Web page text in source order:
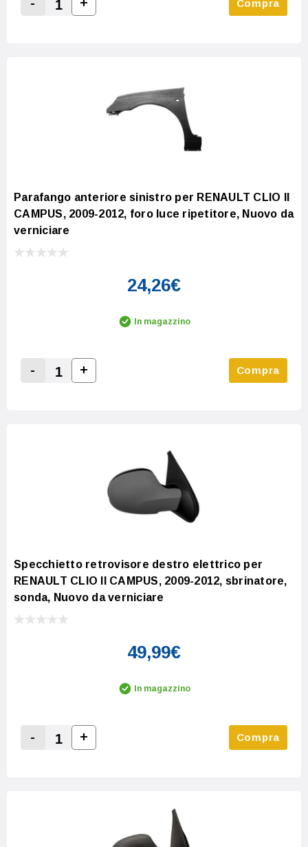
Decrease Quantity:
Increase Quantity:
Compra
Parafango anteriore sinistro per RENAULT CLIO II
CAMPUS, 2009-2012, foro luce ripetitore, Nuovo da
verniciare
24,26€
In magazzino
Decrease Quantity:
-
Increase Quantity:
+ Compra
Specchietto retrovisore destro elettrico per
RENAULT CLIO II CAMPUS, 2009-2012, sbrinatore,
sonda, Nuovo da verniciare
49,99€
In magazzino
Decrease Quantity:
-
Increase Quantity:
+ Compra